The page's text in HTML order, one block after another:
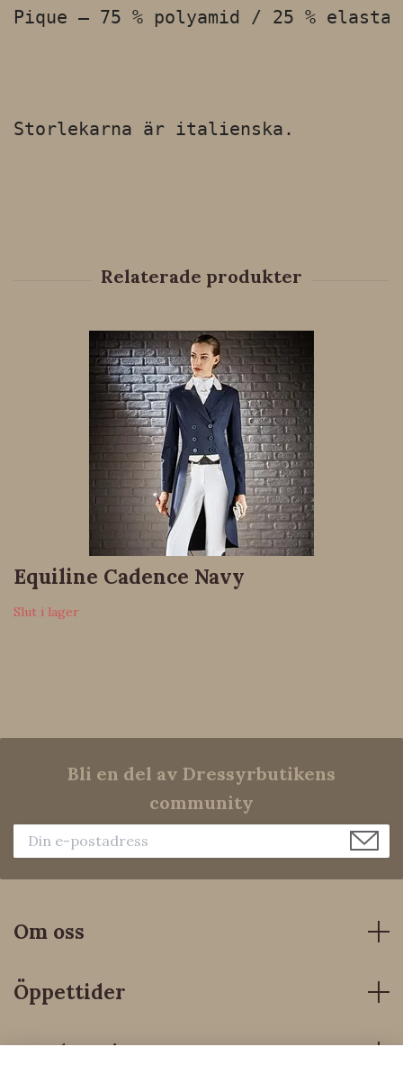
Pique – 75 % polyamid / 25 % elastan
Storlekarna är italienska.
Equiline Cadence Navy
Slut i lager
Bli en del av Dressyrbutikens
community
Om oss
Öppettider
Kundservice